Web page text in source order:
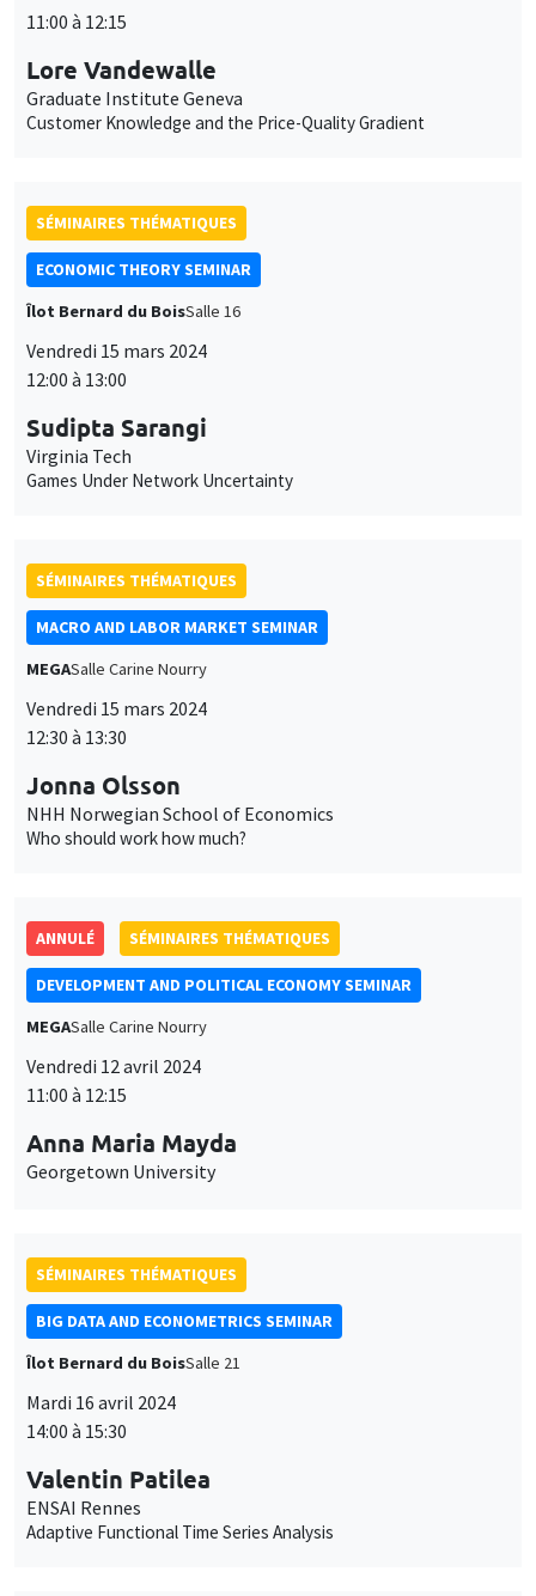
11:00 à 12:15
Lore Vandewalle
Graduate Institute Geneva
Customer Knowledge and the Price-Quality Gradient
SÉMINAIRES THÉMATIQUES
ECONOMIC THEORY SEMINAR
Îlot Bernard du BoisSalle 16
Vendredi 15 mars 2024
12:00 à 13:00
Sudipta Sarangi
Virginia Tech
Games Under Network Uncertainty
SÉMINAIRES THÉMATIQUES
MACRO AND LABOR MARKET SEMINAR
MEGASalle Carine Nourry
Vendredi 15 mars 2024
12:30 à 13:30
Jonna Olsson
NHH Norwegian School of Economics
Who should work how much?
ANNULÉ SÉMINAIRES THÉMATIQUES
DEVELOPMENT AND POLITICAL ECONOMY SEMINAR
MEGASalle Carine Nourry
Vendredi 12 avril 2024
11:00 à 12:15
Anna Maria Mayda
Georgetown University
SÉMINAIRES THÉMATIQUES
BIG DATA AND ECONOMETRICS SEMINAR
Îlot Bernard du BoisSalle 21
Mardi 16 avril 2024
14:00 à 15:30
Valentin Patilea
ENSAI Rennes
Adaptive Functional Time Series Analysis
Utilisation
des
données
personnelles
fonctionnement, analyser la fréquentation du site et proposer des
contenus multimédias. Vous êtes libre d’accepter, de refuser ou de
modifié à tout moment depuis le lien « Gestion des cookies »
accessible en bas de page. Pour en savoir plus, consultez notre
politique de confidentialité.